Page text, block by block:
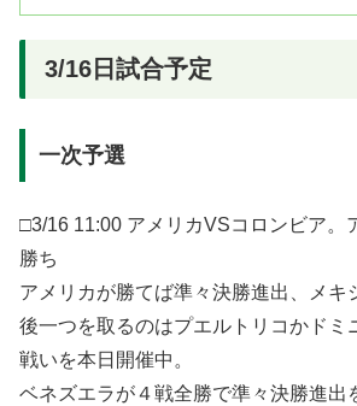
3/16日試合予定
一次予選
□3/16 11:00 アメリカVSコロンビア。
勝ち
アメリカが勝てば準々決勝進出、メキ
後一つを取るのはプエルトリコかドミ
戦いを本日開催中。
ベネズエラが４戦全勝で準々決勝進出